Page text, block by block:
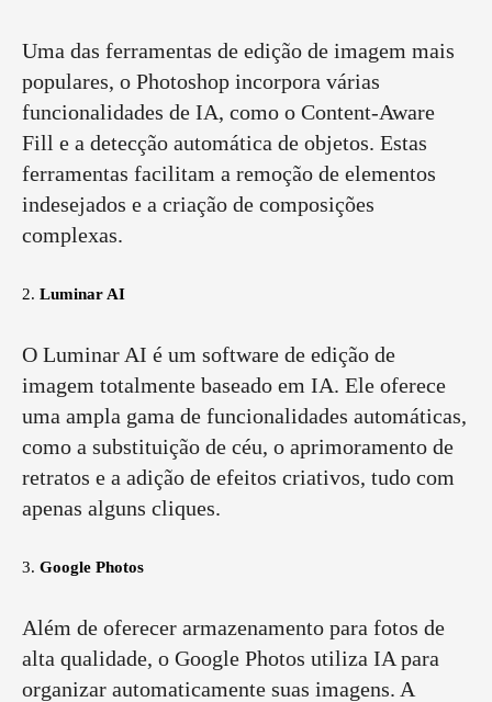
Uma das ferramentas de edição de imagem mais
populares, o Photoshop incorpora várias
funcionalidades de IA, como o Content-Aware
Fill e a detecção automática de objetos. Estas
ferramentas facilitam a remoção de elementos
indesejados e a criação de composições
complexas.
2. Luminar AI
O Luminar AI é um software de edição de
imagem totalmente baseado em IA. Ele oferece
uma ampla gama de funcionalidades automáticas,
como a substituição de céu, o aprimoramento de
retratos e a adição de efeitos criativos, tudo com
apenas alguns cliques.
3. Google Photos
Além de oferecer armazenamento para fotos de
alta qualidade, o Google Photos utiliza IA para
organizar automaticamente suas imagens. A